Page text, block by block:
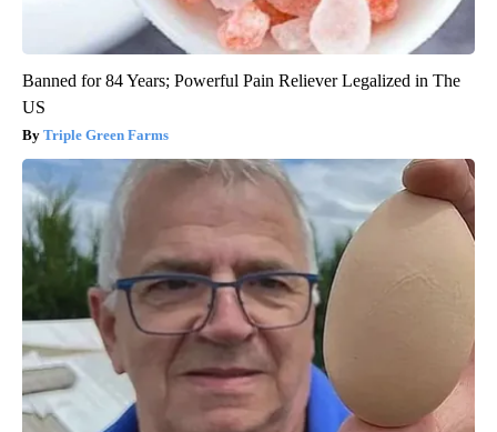
Banned for 84 Years; Powerful Pain Reliever Legalized in The
US
Triple Green Farms